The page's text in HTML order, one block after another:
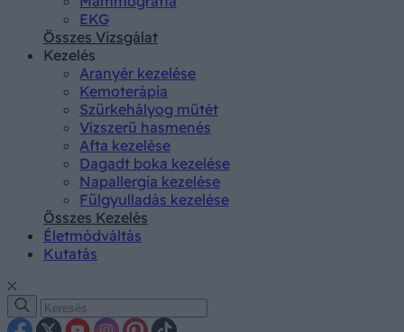
EKG
Összes Vizsgálat
Kezelés
Aranyér kezelése
Kemoterápia
Szürkehályog műtét
Vízszerű hasmenés
Afta kezelése
Dagadt boka kezelése
Napallergia kezelése
Fülgyulladás kezelése
Összes Kezelés
Életmódváltás
Kutatás